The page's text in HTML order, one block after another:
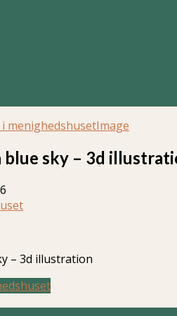
menighedshusetImage
blue sky – 3d
– 3d illustration